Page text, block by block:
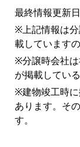
最終情報更新
※上記情報は
載しています
※分譲時会社
が掲載してい
※建物竣工時
あります。そ
す。